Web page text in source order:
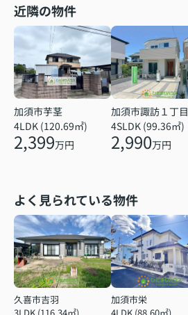
近隣の物件
加須市芋茎
4LDK (120.69㎡)
2,399万円
加須市諏訪１丁目
4SLDK (99.36㎡)
2,990万円
よく見られている物件
久喜市吉羽
加須市栄